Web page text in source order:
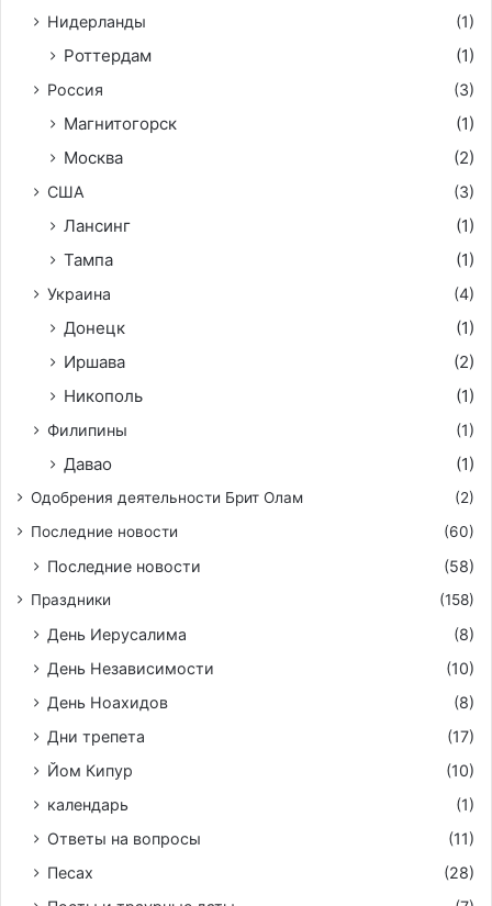
Нидерланды (1)
Роттердам (1)
Россия (3)
Магнитогорск
(1)
Москва
(2)
США (3)
Лансинг
(1)
Тампа
(1)
Украина (4)
Донецк
(1)
Иршава
(2)
Никополь
(1)
Филипины (1)
Давао (1)
Одобрения деятельности Брит Олам
(2)
Последние новости
(60)
Последние новости (58)
Праздники (158)
День Иерусалима
(8)
День Независимости
(10)
День Ноахидов
(8)
Дни трепета
(17)
Йом Кипур
(10)
календарь
(1)
Ответы на вопросы
(11)
Песах
(28)